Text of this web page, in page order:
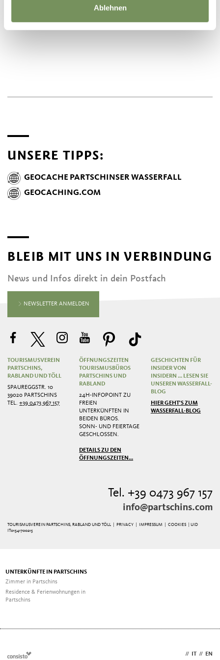
Ablehnen
UNSERE TIPPS:
GEOCACHE PARTSCHINSER WASSERFALL
GEOCACHING.COM
BLEIB MIT UNS IN VERBINDUNG
News und Infos direkt in dein Postfach
NEWSLETTER ANMELDEN
TOURISMUSVEREIN
PARTSCHINS,
RABLAND UND TÖLL
SPAUREGGSTR. 10
39020 PARTSCHINS
TEL.+39 0473 967 157
ÖFFNUNGSZEITEN
TOURISMUSBÜROS
PARTSCHINS UND
RABLAND
24H-INFOPOINT ZU
FREIEN
UNTERKÜNFTEN IN
BEIDEN BÜROS.
SONN- UND FEIERTAGE
GESCHLOSSEN.
DETAILS ZU DEN
ÖFFNUNGSZEITEN...
GESCHICHTEN FÜR
INSIDER VON
INSIDERN ... LESEN SIE
UNSEREN WASSERFALL-
BLOG
HIER GEHT'S ZUM
WASSERFALL-BLOG
Tel. +39 0473 967 157
info@partschins.com
TOURISMUSVEREIN PARTSCHINS, RABLAND UND TÖLL | PRIVACY IMPRESSUM |COOKIES
| UID
IT01541700215
UNTERKÜNFTE IN PARTSCHINS
Zimmer in Partschins
Residence & Ferienwohnungen in
Partschins
// IT // EN